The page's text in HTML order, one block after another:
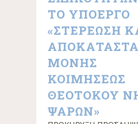
ΤΟ ΥΠΟΕΡΓΟ
«ΣΤΕΡΕΩΣΗ
ΜΟΝΗΣ
ΚΟΙΜΗΣΕΩΣ
ΘΕΟΤΟΚΟΥ
ΨΑΡΩΝ»